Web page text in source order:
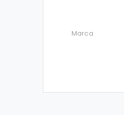
Marca